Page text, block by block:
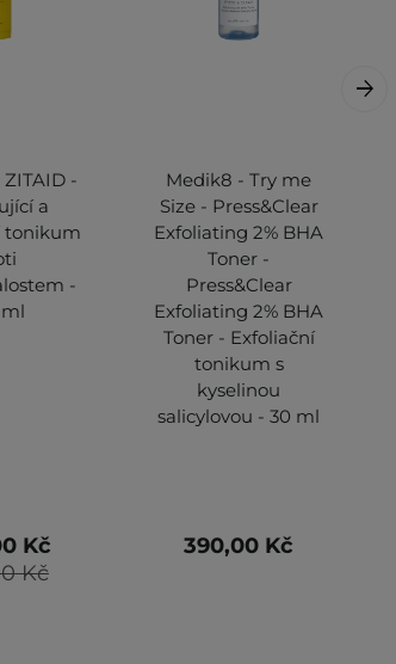
-
a
tonikum
-
Kč
Kč
Medik8 - Try me
Size - Press&Clear
Exfoliating 2% BHA
Toner -
Press&Clear
Exfoliating 2% BHA
Toner - Exfoliační
tonikum s
kyselinou
salicylovou - 30 ml
390,00 Kč